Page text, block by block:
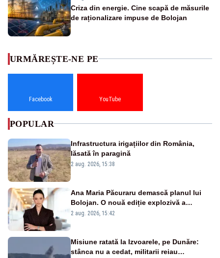
Criza din energie. Cine scapă de măsurile
de raționalizare impuse de Bolojan
URMĂREȘTE-NE PE
Facebook YouTube
POPULAR
Infrastructura irigațiilor din România,
lăsată în paragină
2 aug. 2026, 15:38
Ana Maria Păcuraru demască planul lui
Bolojan. O nouă ediție explozivă a
emisiunii „Miza Zilei” la Realitatea PLUS
2 aug. 2026, 15:42
Misiune ratată la Izvoarele, pe Dunăre:
stânca nu a cedat, militarii reiau